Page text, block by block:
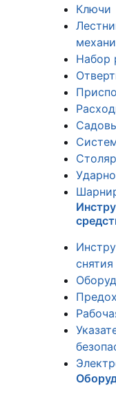
Ключи
Набор